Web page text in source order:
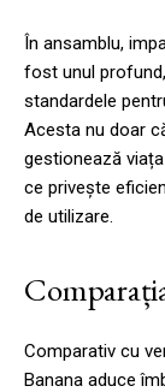
În ansamblu,
fost unul
standardele
Acesta nu doar
gestionează
ce privește
de utilizare.
Comparativ cu
Banana aduce